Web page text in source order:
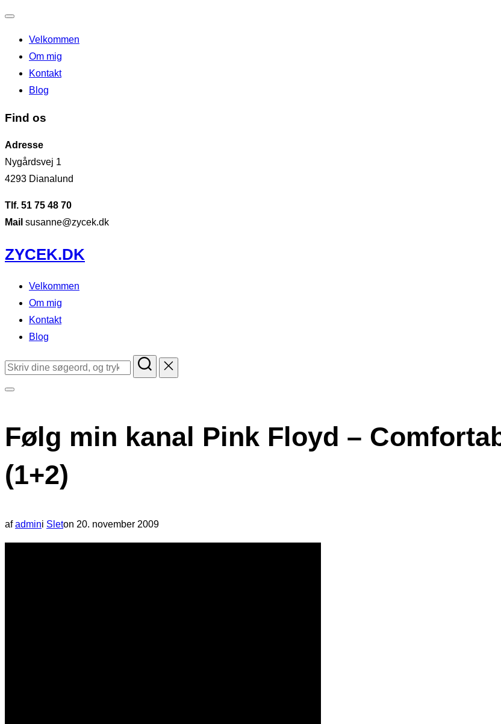
navigation
til/fra
Velkommen
Om mig
Kontakt
Blog
Find os
Adresse
Nygårdsvej 1
4293 Dianalund
Tlf. 51 75 48 70
Mail susanne@zycek.dk
Videre
til
indhold
ZYCEK.DK
Velkommen
Om mig
Kontakt
Blog
Søg
i
sidekolonne
til/fra
Følg min kanal Pink Floyd –
(1+2)
afadmini Sleton Udgivet
d.
20. november 2009